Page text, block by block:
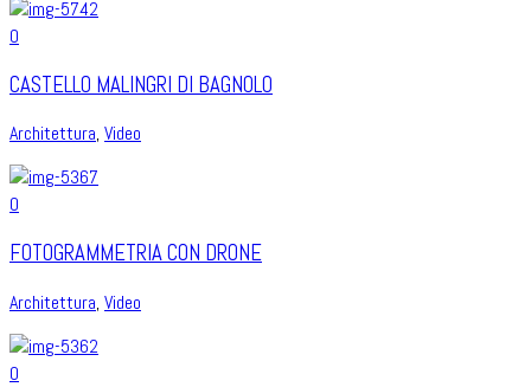
0
CASTELLO MALINGRI DI BAGNOLO
Architettura, Video
0
FOTOGRAMMETRIA CON DRONE
Architettura, Video
0